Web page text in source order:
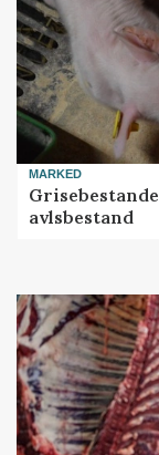
MARKED
avlsbestand